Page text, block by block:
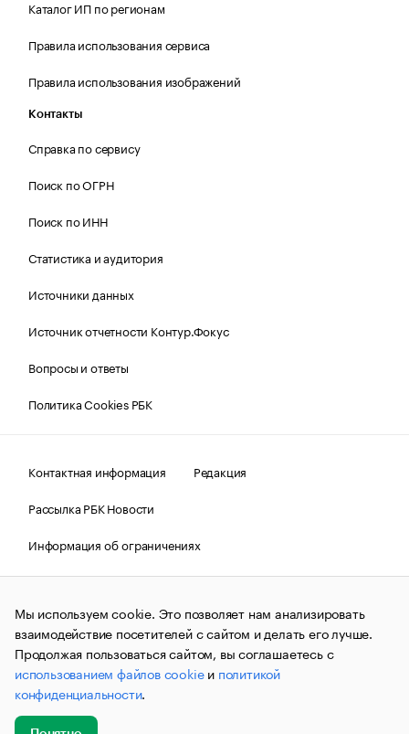
Каталог ИП по регионам
Правила использования сервиса
Правила использования изображений
Контакты
Справка по сервису
Поиск по ОГРН
Поиск по ИНН
Статистика и аудитория
Источники данных
Источник отчетности Контур.Фокус
Вопросы и ответы
Политика Cookies РБК
Контактная информация
Редакция
Рассылка РБК Новости
Информация об ограничениях
Правовая информация
О соблюдении авторских прав
© АО «РОСБИЗНЕСКОНСАЛТИНГ»,1995–2026.Сообщения
и материалы информационного агентства «РБК»
(зарегистрировано Федеральной службой по надзору в сфере
связи, информационных технологий и массовых
коммуникаций (Роскомнадзор) 09.12.2015 за номером ИА
№ФС77-63848) сопровождаются пометкой «РБК». Отдельные
публикации могут содержать информацию,
не предназначенную для пользователей
Мы используем cookie. Это позволяет нам анализировать
взаимодействие посетителей с сайтом и делать его лучше.
Продолжая пользоваться сайтом, вы соглашаетесь с
использованием файлов cookieи политикой
конфиденциальности.